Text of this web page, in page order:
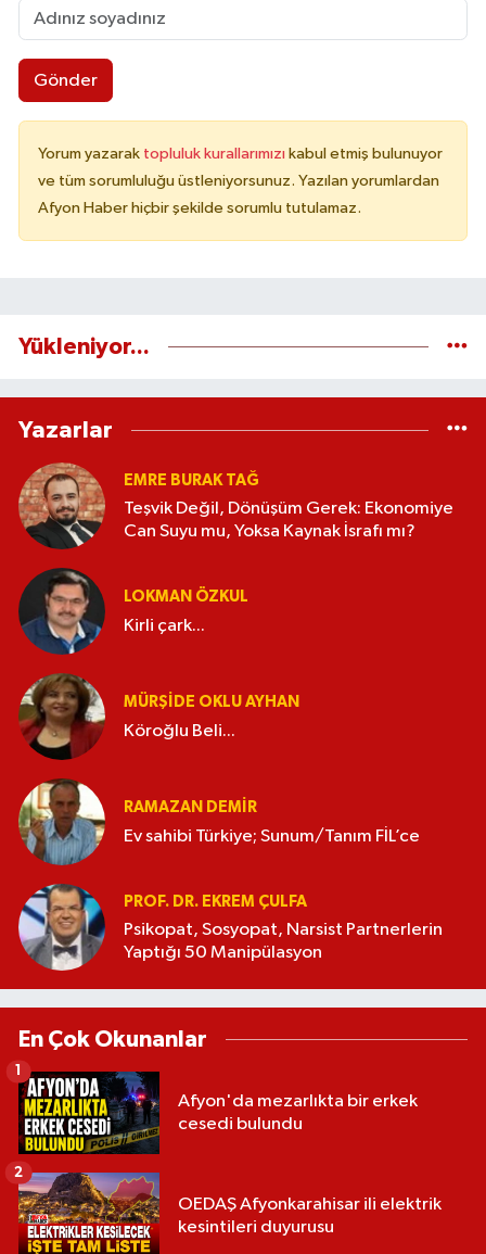
Gönder
Yorum yazarak topluluk kurallarımızı kabul etmiş bulunuyor
ve tüm sorumluluğu üstleniyorsunuz. Yazılan yorumlardan
Afyon Haber hiçbir şekilde sorumlu tutulamaz.
Yükleniyor...
Yazarlar
EMRE BURAK TAĞ
Teşvik Değil, Dönüşüm Gerek: Ekonomiye
Can Suyu mu, Yoksa Kaynak İsrafı mı?
LOKMAN ÖZKUL
Kirli çark...
MÜRŞIDE OKLU AYHAN
Köroğlu Beli...
RAMAZAN DEMİR
Ev sahibi Türkiye; Sunum/Tanım FİL’ce
PROF. DR. EKREM ÇULFA
Psikopat, Sosyopat, Narsist Partnerlerin
Yaptığı 50 Manipülasyon
En Çok Okunanlar
Afyon'da mezarlıkta bir erkek
cesedi bulundu
1
OEDAŞ Afyonkarahisar ili elektrik
kesintileri duyurusu
2